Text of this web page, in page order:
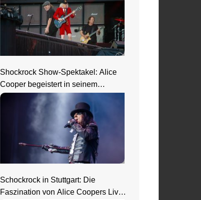
Shockrock Show-Spektakel: Alice
Cooper begeistert in seinem
Nightmare Castle
Schockrock in Stuttgart: Die
Faszination von Alice Coopers Live-